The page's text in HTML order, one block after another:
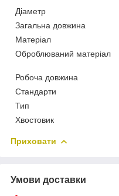
Діаметр
Загальна довжина
Матеріал
Оброблюваний матеріал
Робоча довжина
Стандарти
Тип
Хвостовик
Приховати
Умови доставки